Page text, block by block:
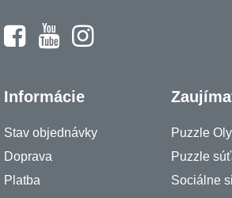
Informácie
Stav objednávky
Doprava
Platba
Puzzle
Puzzle
Sociálne